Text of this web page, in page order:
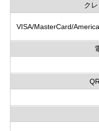
ク
VISA/MasterCard/